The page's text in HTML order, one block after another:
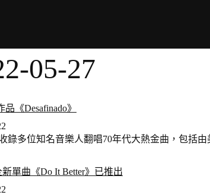
05-27
《Desafinado》
錄多位知名音樂人翻唱70年代大熱金曲，包括
新單曲《Do It Better》已推出